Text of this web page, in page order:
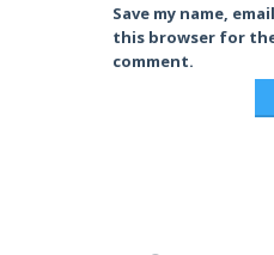
Save my name,
this browser for
comment.